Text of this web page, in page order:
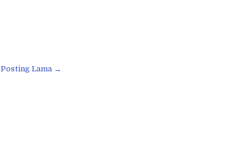
Posting Lama →